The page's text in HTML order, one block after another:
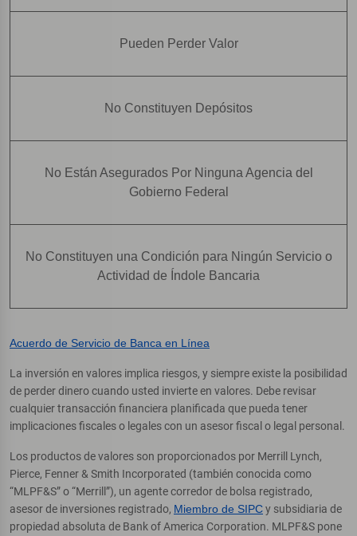
Pueden Perder Valor
No Constituyen Depósitos
No Están Asegurados Por Ninguna Agencia del
Gobierno Federal
No Constituyen una Condición para Ningún Servicio o
Actividad de Índole Bancaria
Acuerdo de Servicio de Banca en Línea
La inversión en valores implica riesgos, y siempre existe la posibilidad
de perder dinero cuando usted invierte en valores. Debe revisar
cualquier transacción financiera planificada que pueda tener
implicaciones fiscales o legales con un asesor fiscal o legal personal.
Los productos de valores son proporcionados por Merrill Lynch,
Pierce, Fenner & Smith Incorporated (también conocida como
“MLPF&S” o “Merrill”), un agente corredor de bolsa registrado,
asesor de inversiones registrado, Miembro de SIPCy subsidiaria de
propiedad absoluta de Bank of America Corporation. MLPF&S pone